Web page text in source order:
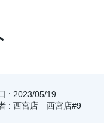
: 2023/05/19
: 西宮店 西宮店#9